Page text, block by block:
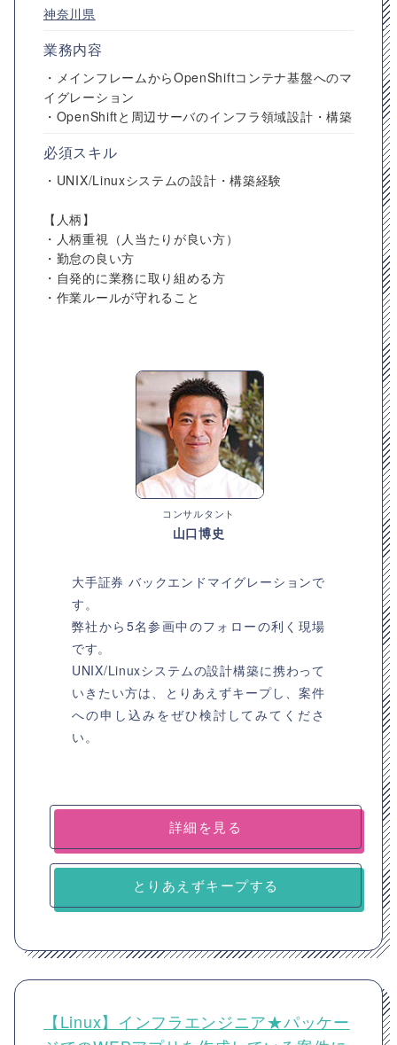
神奈川県
業務内容
・メインフレームからOpenShiftコンテナ基盤へのマ
イグレーション
・OpenShiftと周辺サーバのインフラ領域設計・構築
必須スキル
・UNIX/Linuxシステムの設計・構築経験
【人柄】
・人柄重視（人当たりが良い方）
・勤怠の良い方
・自発的に業務に取り組める方
・作業ルールが守れること
コンサルタント
山口博史
大手証券 バックエンドマイグレーションで
す。
弊社から5名参画中のフォローの利く現場
です。
UNIX/Linuxシステムの設計構築に携わって
いきたい方は、とりあえずキープし、案件
への申し込みをぜひ検討してみてくださ
い。
詳細を見る
とりあえずキープする
【Linux】インフラエンジニア★パッケー